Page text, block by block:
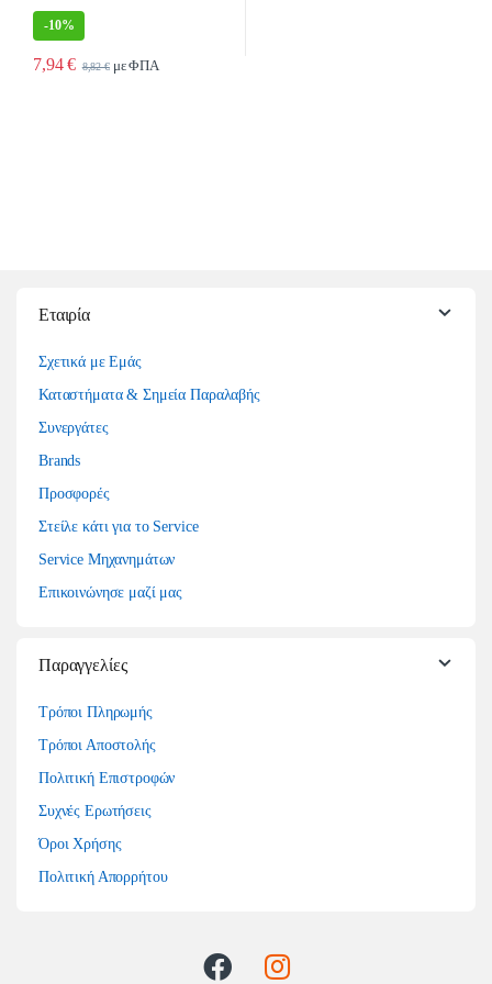
-10%
7,94€ 8,82€με ΦΠΑ
Εταιρία
Σχετικά με Εμάς
Καταστήματα & Σημεία Παραλαβής
Συνεργάτες
Brands
Προσφορές
Στείλε κάτι για το Service
Service Μηχανημάτων
Επικοινώνησε μαζί μας
Παραγγελίες
Τρόποι Πληρωμής
Τρόποι Αποστολής
Πολιτική Επιστροφών
Συχνές Ερωτήσεις
Όροι Χρήσης
Πολιτική Απορρήτου